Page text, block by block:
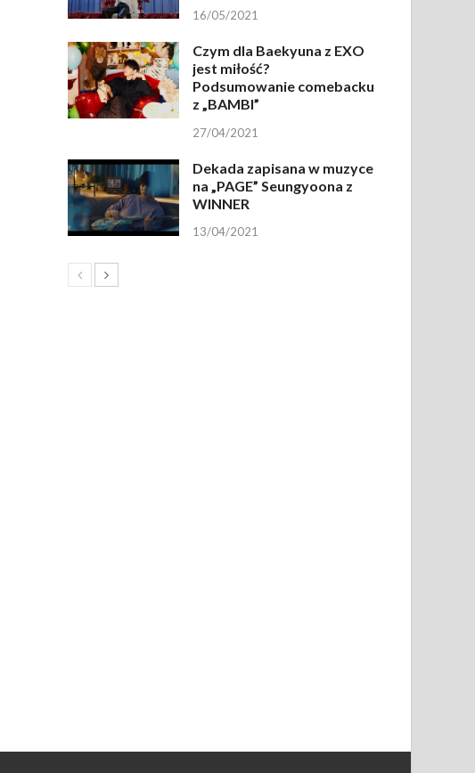
16/05/2021
Czym dla Baekyuna z EXO
jest miłość?
Podsumowanie comebacku
z „BAMBI”
27/04/2021
Dekada zapisana w muzyce
na „PAGE” Seungyoona z
WINNER
13/04/2021